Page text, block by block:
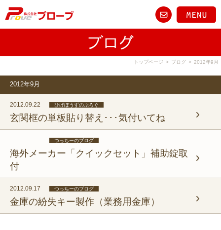
トップページ > ブログ > 2012年9月
2012年9月
玄関框の単板貼り替え･･･気付いてね
ひげぼうずのぶろぐ
2012.09.22
海外メーカー「クイックセット」補助錠取
付
つっちーのブログ
金庫の紛失キー製作（業務用金庫）
つっちーのブログ
2012.09.17